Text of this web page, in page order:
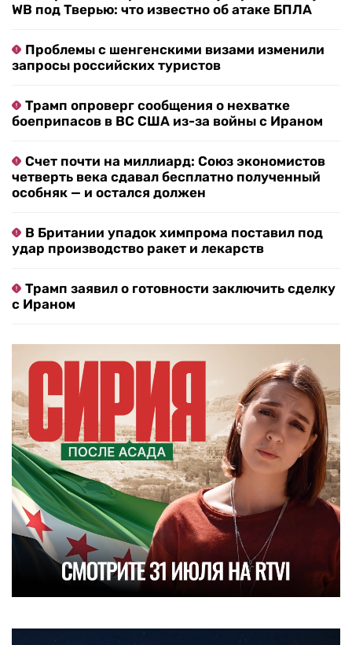
WB под Тверью: что известно об атаке БПЛА
Проблемы с шенгенскими визами изменили
запросы российских туристов
Трамп опроверг сообщения о нехватке
боеприпасов в ВС США из-за войны с Ираном
Счет почти на миллиард: Союз экономистов
четверть века сдавал бесплатно полученный
особняк — и остался должен
В Британии упадок химпрома поставил под
удар производство ракет и лекарств
Трамп заявил о готовности заключить сделку
с Ираном